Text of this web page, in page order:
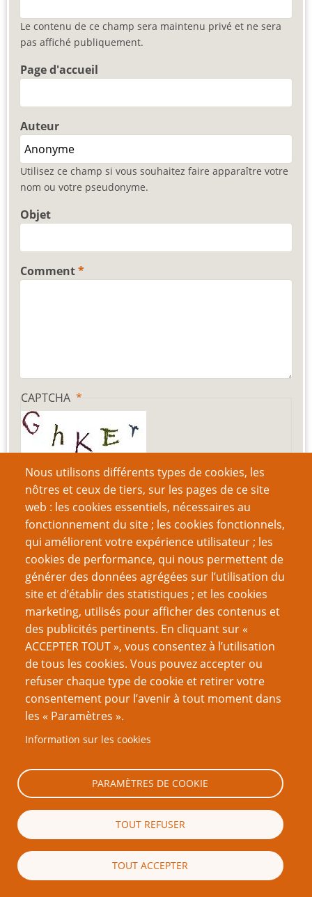
Le contenu de ce champ sera maintenu privé et ne sera
pas affiché publiquement.
Page d'accueil
Auteur
Utilisez ce champ si vous souhaitez faire apparaître votre
nom ou votre pseudonyme.
Objet
Comment
CAPTCHA
Quel code est dissimulé dans l'image ?
Saisir les caractères affichés dans l'image.
Cette question nous permet de vérifier que vous n'êtes
pas une robot.
Nous utilisons différents types de cookies, les
nôtres et ceux de tiers, sur les pages de ce site
web : les cookies essentiels, nécessaires au
fonctionnement du site ; les cookies fonctionnels,
qui améliorent votre expérience utilisateur ; les
cookies de performance, qui nous permettent de
générer des données agrégées sur l’utilisation du
site et d’établir des statistiques ; et les cookies
marketing, utilisés pour afficher des contenus et
des publicités pertinents. En cliquant sur «
ACCEPTER TOUT », vous consentez à l’utilisation
de tous les cookies. Vous pouvez accepter ou
refuser chaque type de cookie et retirer votre
consentement pour l’avenir à tout moment dans
les « Paramètres ».
Information sur les cookies
PARAMÈTRES DE COOKIE
TOUT REFUSER
TOUT ACCEPTER
Mention légale importante
Nous vous encourageons à faire un lien vers cette page plutôt que
longueur raisonnable d’une citation (c’est-à-dire, en règle générale,
reproduisez une grande partie ou la totalité du texte de cette page
sans l’autorisation écrite de PTGPTB.fr, et que vous diffusez ladite
copie publiquement (sites Web, blogs, forums, imprimés, etc.),
vous reconnaissez que vous commettez délibérément une
violation des lois sur le droit d’auteur, c’est-à-dire un acte illégal
passible de poursuites judiciaires.